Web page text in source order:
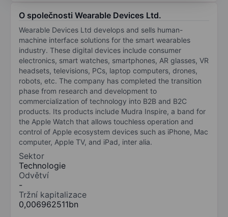
O společnosti Wearable Devices Ltd.
Wearable Devices Ltd develops and sells human-
machine interface solutions for the smart wearables
industry. These digital devices include consumer
electronics, smart watches, smartphones, AR glasses, VR
headsets, televisions, PCs, laptop computers, drones,
robots, etc. The company has completed the transition
phase from research and development to
commercialization of technology into B2B and B2C
products. Its products include Mudra Inspire, a band for
the Apple Watch that allows touchless operation and
control of Apple ecosystem devices such as iPhone, Mac
computer, Apple TV, and iPad, inter alia.
Sektor
Technologie
Odvětví
-
Tržní kapitalizace
0,006962511bn